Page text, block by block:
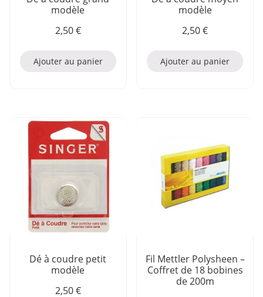
modèle
2,50€
Ajouter au panier
modèle
2,50€
Ajouter au panier
Dé à coudre petit
modèle
2,50€
Fil Mettler Polysheen –
Coffret de 18 bobines
de 200m